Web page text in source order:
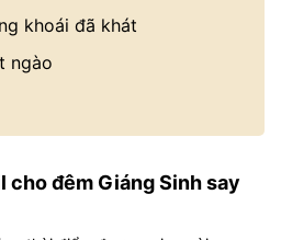
khoái đã khát
ngào
đêm Giáng Sinh say